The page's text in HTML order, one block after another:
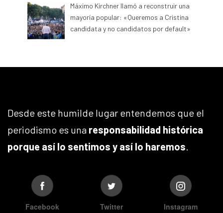
Máximo Kirchner llamó a reconstruir una
mayoría popular: «Queremos a Cristina
candidata y no candidatos por default»
Desde este humilde lugar entendemos que el
periodismo es una responsabilidad histórica
porque así lo sentimos y así lo haremos
Facebook Twitter Instagram